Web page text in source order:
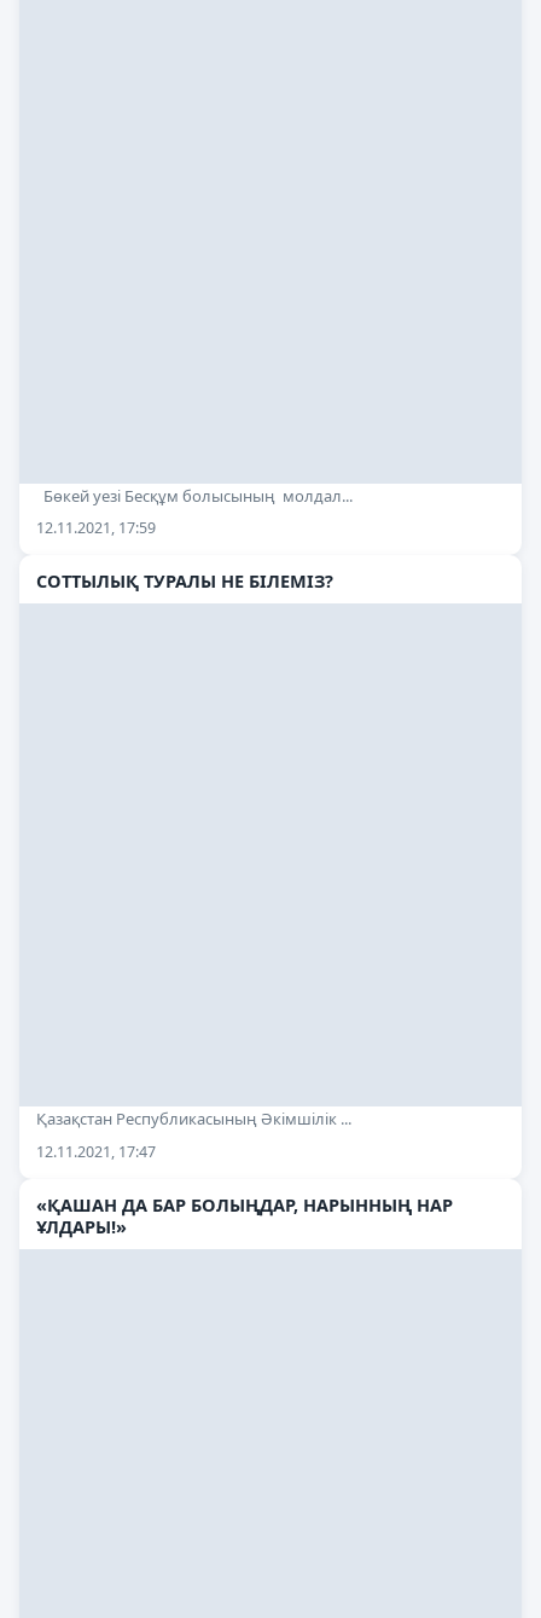
Бөкей уезі Бесқұм болысының молдал...
12.11.2021, 17:59
СОТТЫЛЫҚ ТУРАЛЫ НЕ БІЛЕМІЗ?
Қазақстан Республикасының Әкімшілік ...
12.11.2021, 17:47
«ҚАШАН ДА БАР БОЛЫҢДАР, НАРЫННЫҢ НАР
ҰЛДАРЫ!»